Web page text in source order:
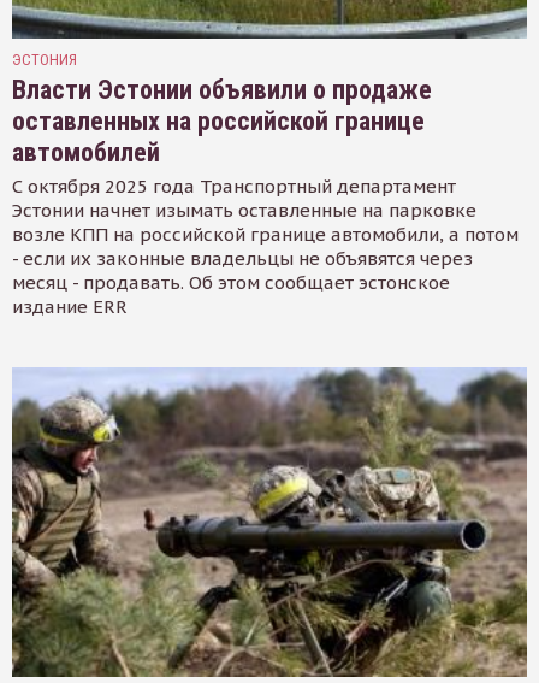
ЭСТОНИЯ
Власти Эстонии объявили о продаже
оставленных на российской границе
автомобилей
С октября 2025 года Транспортный департамент
Эстонии начнет изымать оставленные на парковке
возле КПП на российской границе автомобили, а потом
- если их законные владельцы не объявятся через
месяц - продавать. Об этом сообщает эстонское
издание ERR